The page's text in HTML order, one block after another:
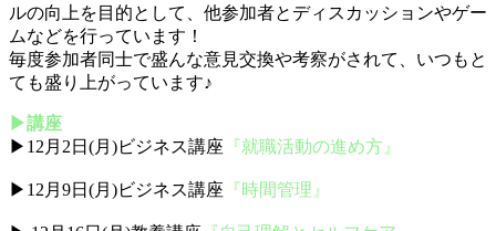
ルの向上を目的として、他参加者とディスカッションやゲー
ムなどを行っています！
毎度参加者同士で盛んな意見交換や考察がされて、いつもと
ても盛り上がっています♪
▶講座
▶12月2日(月)ビジネス講座 『就職活動の進め方』
▶12月9日(月)ビジネス講座 『時間管理』